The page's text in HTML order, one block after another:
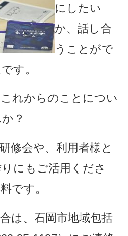
にしたい
か、話し合
うことがで
す。
れからのことについ
？
修会や、利用者様と
にもご活用くださ
です。
は、石岡市地域包括